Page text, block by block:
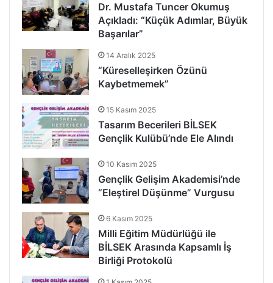
Dr. Mustafa Tuncer Okumuş
Açıkladı: “Küçük Adımlar, Büyük
Başarılar”
14 Aralık 2025
“Küreselleşirken Özünü
Kaybetmemek”
15 Kasım 2025
Tasarım Becerileri BİLSEK
Gençlik Kulübü’nde Ele Alındı
10 Kasım 2025
Gençlik Gelişim Akademisi’nde
“Eleştirel Düşünme” Vurgusu
6 Kasım 2025
Milli Eğitim Müdürlüğü ile
BİLSEK Arasında Kapsamlı İş
Birliği Protokolü